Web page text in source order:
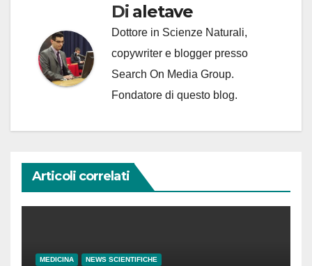
Di aletave
Dottore in Scienze Naturali,
copywriter e blogger presso
Search On Media Group.
Fondatore di questo blog.
Articoli correlati
MEDICINA NEWS SCIENTIFICHE